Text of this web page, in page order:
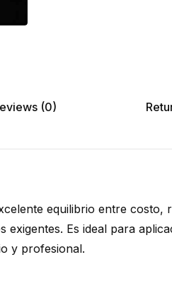
(0)
equilibrio entre costo,
Es ideal para
y profesional.